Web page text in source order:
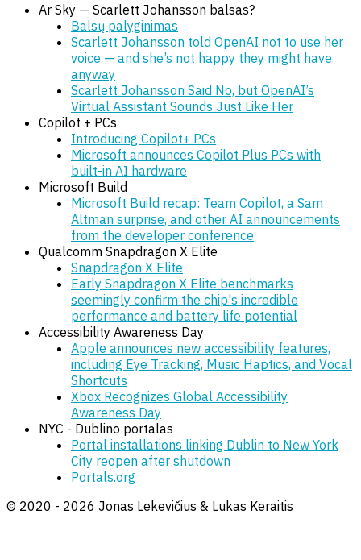
Ar Sky — Scarlett Johansson balsas?
Balsų palyginimas
Scarlett Johansson told OpenAI not to use her
voice — and she’s not happy they might have
anyway
Scarlett Johansson Said No, but OpenAI’s
Virtual Assistant Sounds Just Like Her
Copilot + PCs
Introducing Copilot+ PCs
Microsoft announces Copilot Plus PCs with
built-in AI hardware
Microsoft Build
Microsoft Build recap: Team Copilot, a Sam
Altman surprise, and other AI announcements
from the developer conference
Qualcomm Snapdragon X Elite
Snapdragon X Elite
Early Snapdragon X Elite benchmarks
seemingly confirm the chip's incredible
performance and battery life potential
Accessibility Awareness Day
Apple announces new accessibility features,
including Eye Tracking, Music Haptics, and Vocal
Shortcuts
Xbox Recognizes Global Accessibility
Awareness Day
NYC - Dublino portalas
Portal installations linking Dublin to New York
City reopen after shutdown
Portals.org
© 2020 - 2026 Jonas Lekevičius & Lukas Keraitis